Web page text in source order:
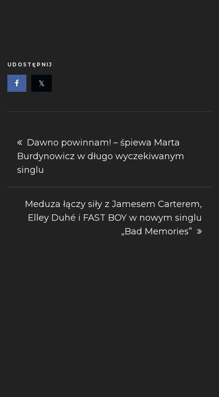
UDOSTĘPNIJ
Nawigacja
wpisu
Dawno powinnam! – śpiewa Marta
Burdynowicz w długo wyczekiwanym
singlu
Meduza łączy siły z Jamesem Carterem,
Elley Duhé i FAST BOY w nowym singlu
„Bad Memories”